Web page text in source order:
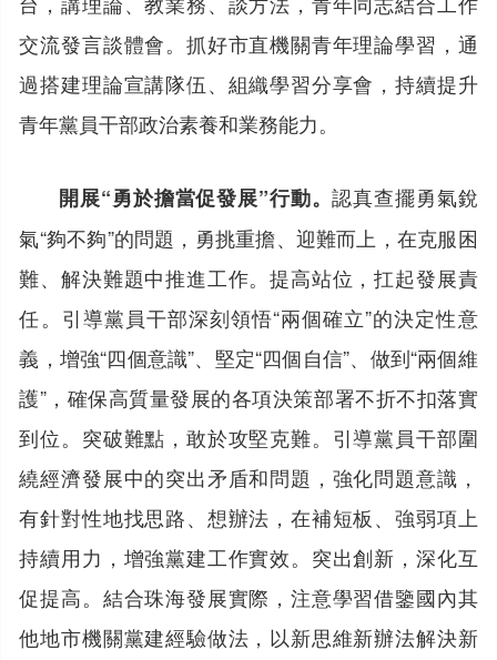
交流發言談體會。抓好市直機關青年理論學習，通
過搭建理論宣講隊伍、組織學習分享會，持續提升
青年黨員干部政治素養和業務能力。
開展“勇於擔當促發展”行動。認真查擺勇氣銳
氣“夠不夠”的問題，勇挑重擔、迎難而上，在克服困
難、解決難題中推進工作。提高站位，扛起發展責
任。引導黨員干部深刻領悟“兩個確立”的決定性意
義，增強“四個意識”、堅定“四個自信”、做到“兩個維
護”，確保高質量發展的各項決策部署不折不扣落實
到位。突破難點，敢於攻堅克難。引導黨員干部圍
繞經濟發展中的突出矛盾和問題，強化問題意識，
有針對性地找思路、想辦法，在補短板、強弱項上
持續用力，增強黨建工作實效。突出創新，深化互
促提高。結合珠海發展實際，注意學習借鑒國內其
他地市機關黨建經驗做法，以新思維新辦法解決新